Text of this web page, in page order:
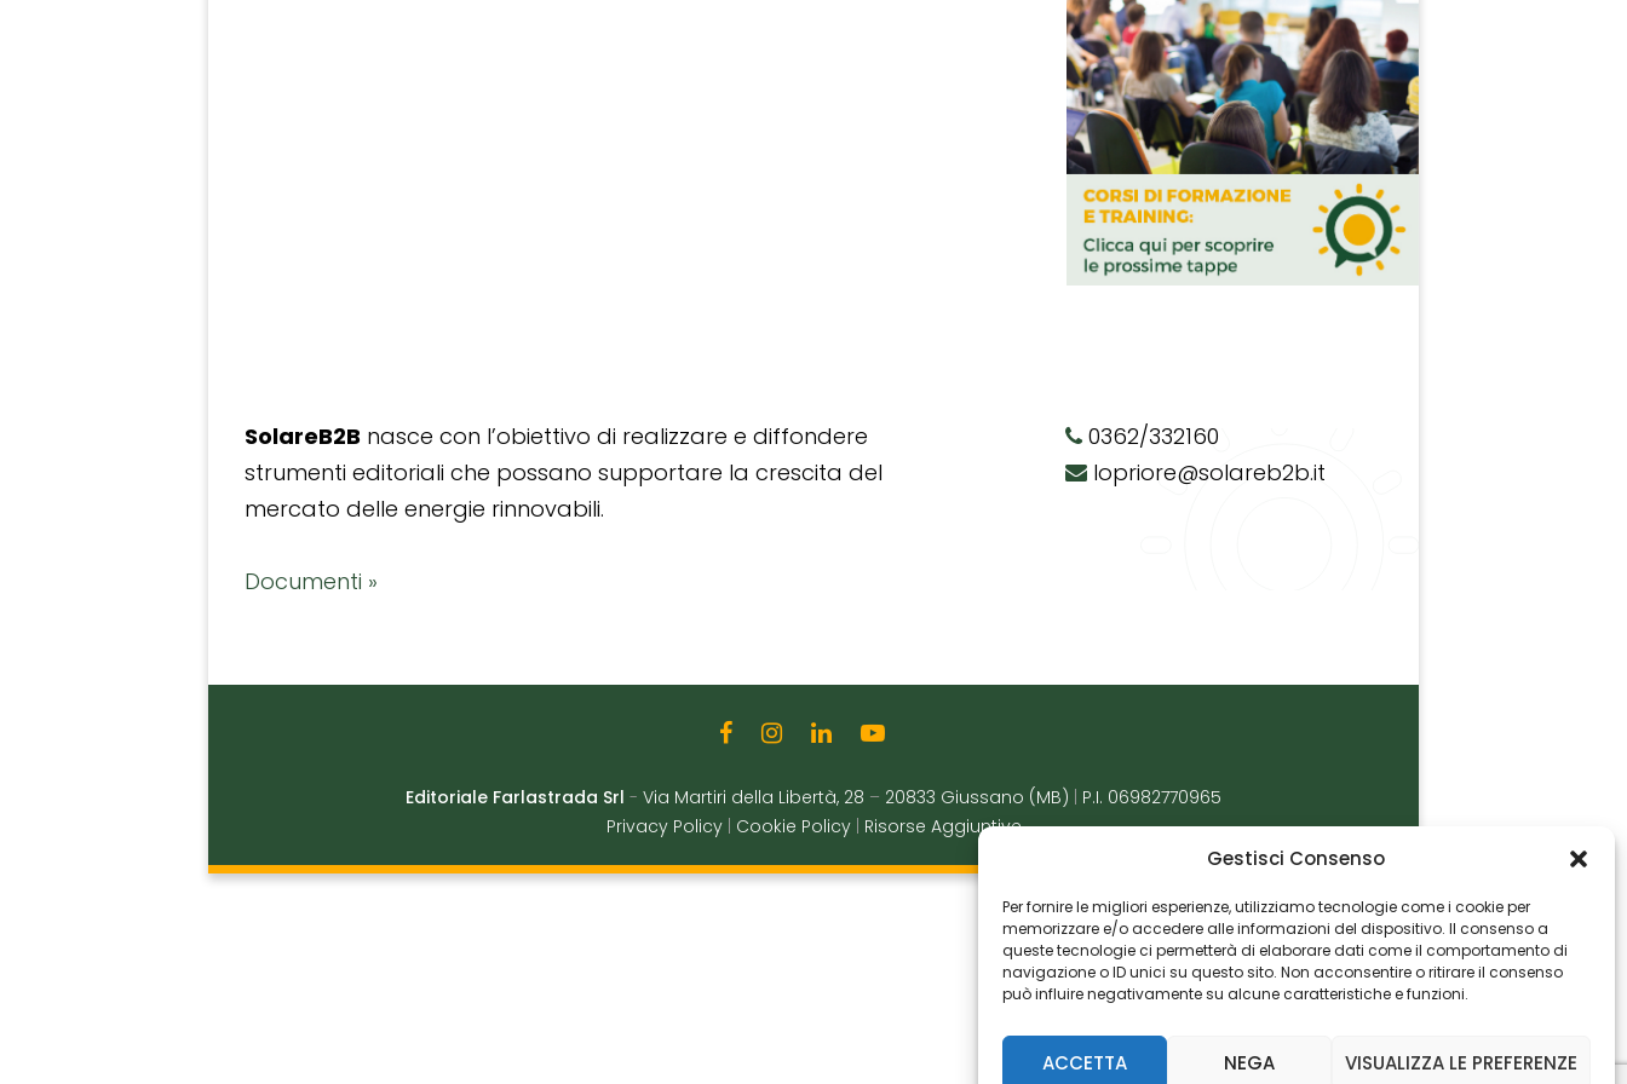
Gestisci Consenso
Per fornire le migliori esperienze, utilizziamo tecnologie come i cookie per
memorizzare e/o accedere alle informazioni del dispositivo. Il consenso a
queste tecnologie ci permetterà di elaborare dati come il comportamento di
navigazione o ID unici su questo sito. Non acconsentire o ritirare il consenso
può influire negativamente su alcune caratteristiche e funzioni.
ACCETTA NEGA VISUALIZZA LE PREFERENZE
SolareB2B nasce con l’obiettivo di realizzare e diffondere
strumenti editoriali che possano supportare la crescita del
mercato delle energie rinnovabili.
Documenti »
0362/332160
lopriore@solareb2b.it
Editoriale Farlastrada Srl - Via Martiri della Libertà, 28 – 20833 Giussano (MB)
P.I. 06982770965
Privacy Policy
Cookie Policy Risorse Aggiuntive